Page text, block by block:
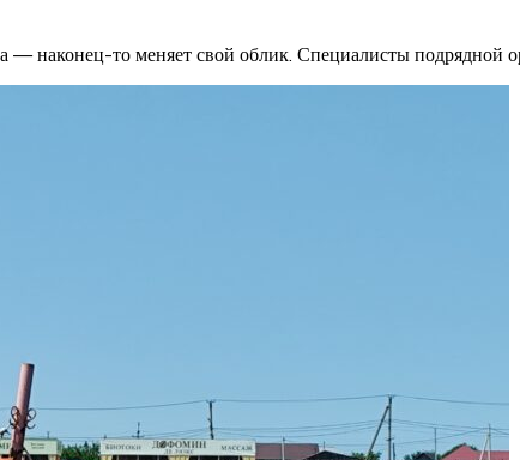
— наконец-то меняет свой облик. Специалисты